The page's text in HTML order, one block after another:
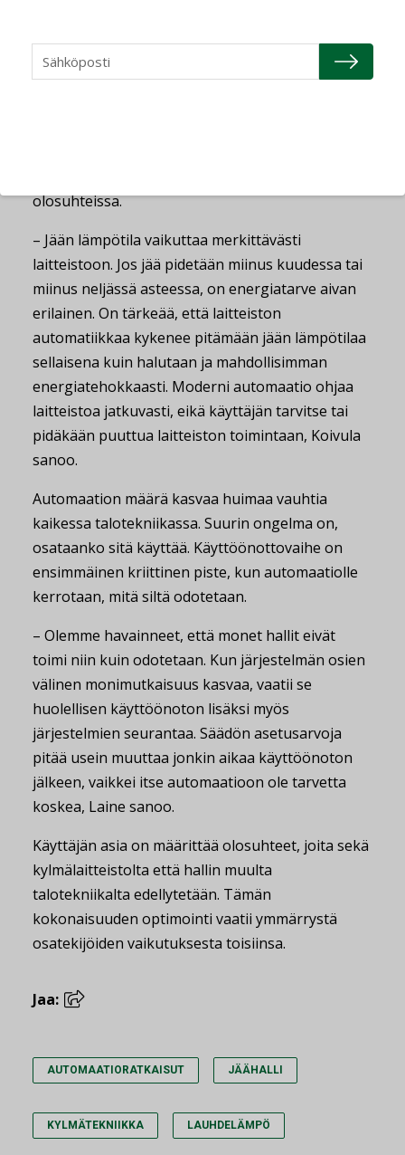
säätövara eli laitteen pitää toimia tehokkaasti
koko toiminta-alueella ulkolämpötilasta ja
olosuhteissa.
– Jään lämpötila vaikuttaa merkittävästi
laitteistoon. Jos jää pidetään miinus kuudessa tai
miinus neljässä asteessa, on energiatarve aivan
erilainen. On tärkeää, että laitteiston
automatiikkaa kykenee pitämään jään lämpötilaa
sellaisena kuin halutaan ja mahdollisimman
energiatehokkaasti. Moderni automaatio ohjaa
laitteistoa jatkuvasti, eikä käyttäjän tarvitse tai
pidäkään puuttua laitteiston toimintaan, Koivula
sanoo.
Automaation määrä kasvaa huimaa vauhtia
kaikessa talotekniikassa. Suurin ongelma on,
osataanko sitä käyttää. Käyttöönottovaihe on
ensimmäinen kriittinen piste, kun automaatiolle
kerrotaan, mitä siltä odotetaan.
– Olemme havainneet, että monet hallit eivät
toimi niin kuin odotetaan. Kun järjestelmän osien
välinen monimutkaisuus kasvaa, vaatii se
huolellisen käyttöönoton lisäksi myös
järjestelmien seurantaa. Säädön asetusarvoja
pitää usein muuttaa jonkin aikaa käyttöönoton
jälkeen, vaikkei itse automaatioon ole tarvetta
koskea, Laine sanoo.
Käyttäjän asia on määrittää olosuhteet, joita sekä
kylmälaitteistolta että hallin muulta
talotekniikalta edellytetään. Tämän
kokonaisuuden optimointi vaatii ymmärrystä
osatekijöiden vaikutuksesta toisiinsa.
Jaa:
AUTOMAATIORATKAISUT JÄÄHALLI
KYLMÄTEKNIIKKA LAUHDELÄMPÖ